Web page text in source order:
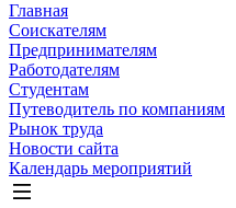
Главная
Соискателям
Предпринимателям
Работодателям
Студентам
Путеводитель по компаниям
Рынок труда
Новости сайта
Календарь мероприятий